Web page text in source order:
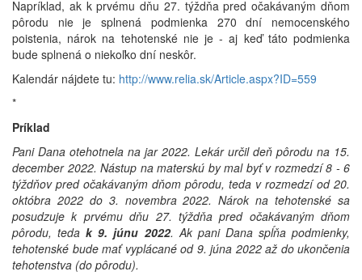
Napríklad, ak k prvému dňu 27. týždňa pred očakávaným dňom
pôrodu nie je splnená podmienka 270 dní nemocenského
poistenia, nárok na tehotenské nie je - aj keď táto podmienka
bude splnená o niekoľko dní neskôr.
Kalendár nájdete tu: http://www.relia.sk/Article.aspx?ID=559
*
Príklad
Pani Dana otehotnela na jar 2022. Lekár určil deň pôrodu na 15.
december 2022. Nástup na materskú by mal byť v rozmedzí 8 - 6
týždňov pred očakávaným dňom pôrodu, teda v rozmedzí od 20.
októbra 2022 do 3. novembra 2022. Nárok na tehotenské sa
posudzuje k prvému dňu 27. týždňa pred očakávaným dňom
pôrodu, tedak 9. júnu 2022. Ak pani Dana spĺňa podmienky,
tehotenské bude mať vyplácané od 9. júna 2022 až do ukončenia
tehotenstva (do pôrodu).